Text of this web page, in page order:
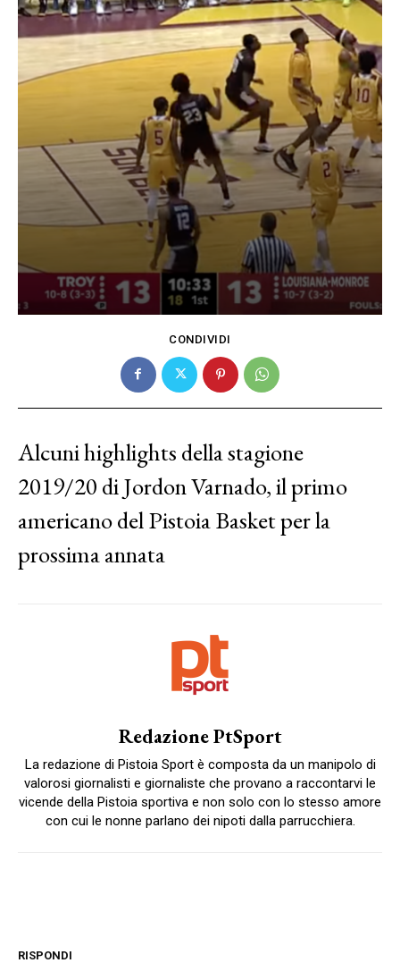
CONDIVIDI
Alcuni highlights della stagione
2019/20 di Jordon Varnado, il primo
americano del Pistoia Basket per la
prossima annata
Redazione PtSport
La redazione di Pistoia Sport è composta da un manipolo di
valorosi giornalisti e giornaliste che provano a raccontarvi le
vicende della Pistoia sportiva e non solo con lo stesso amore
con cui le nonne parlano dei nipoti dalla parrucchiera.
RISPONDI